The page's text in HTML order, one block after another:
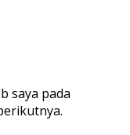
saya pada